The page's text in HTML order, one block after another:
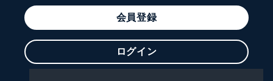
会員登録
ログイン